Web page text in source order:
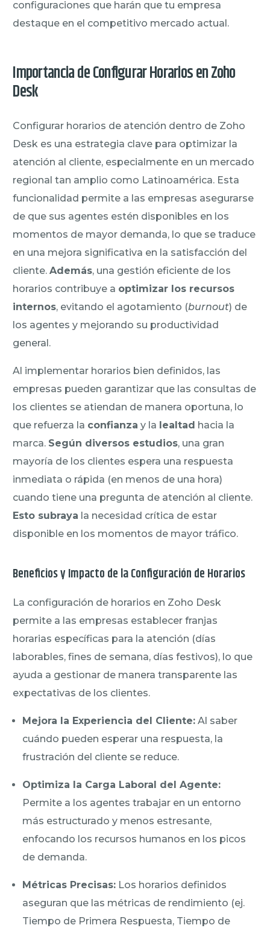
configuraciones que harán que tu empresa
destaque en el competitivo mercado actual.
Importancia de Configurar Horarios en Zoho
Desk
Configurar horarios de atención dentro de Zoho
Desk es una estrategia clave para optimizar la
atención al cliente, especialmente en un mercado
regional tan amplio como Latinoamérica. Esta
funcionalidad permite a las empresas asegurarse
de que sus agentes estén disponibles en los
momentos de mayor demanda, lo que se traduce
en una mejora significativa en la satisfacción del
cliente.Además, una gestión eficiente de los
horarios contribuye a optimizar los recursos
internos, evitando el agotamiento (burnout) de
los agentes y mejorando su productividad
general.
Al implementar horarios bien definidos, las
empresas pueden garantizar que las consultas de
los clientes se atiendan de manera oportuna, lo
que refuerza la confianza y la lealtad hacia la
marca. Según diversos estudios, una gran
mayoría de los clientes espera una respuesta
inmediata o rápida (en menos de una hora)
cuando tiene una pregunta de atención al cliente.
Esto subraya la necesidad crítica de estar
disponible en los momentos de mayor tráfico.
Beneficios y Impacto de la Configuración de Horarios
La configuración de horarios en Zoho Desk
permite a las empresas establecer franjas
horarias específicas para la atención (días
laborables, fines de semana, días festivos), lo que
ayuda a gestionar de manera transparente las
expectativas de los clientes.
Mejora la Experiencia del Cliente: Al saber
cuándo pueden esperar una respuesta, la
frustración del cliente se reduce.
Optimiza la Carga Laboral del Agente:
Permite a los agentes trabajar en un entorno
más estructurado y menos estresante,
enfocando los recursos humanos en los picos
de demanda.
Métricas Precisas: Los horarios definidos
aseguran que las métricas de rendimiento (ej.
Tiempo de Primera Respuesta, Tiempo de